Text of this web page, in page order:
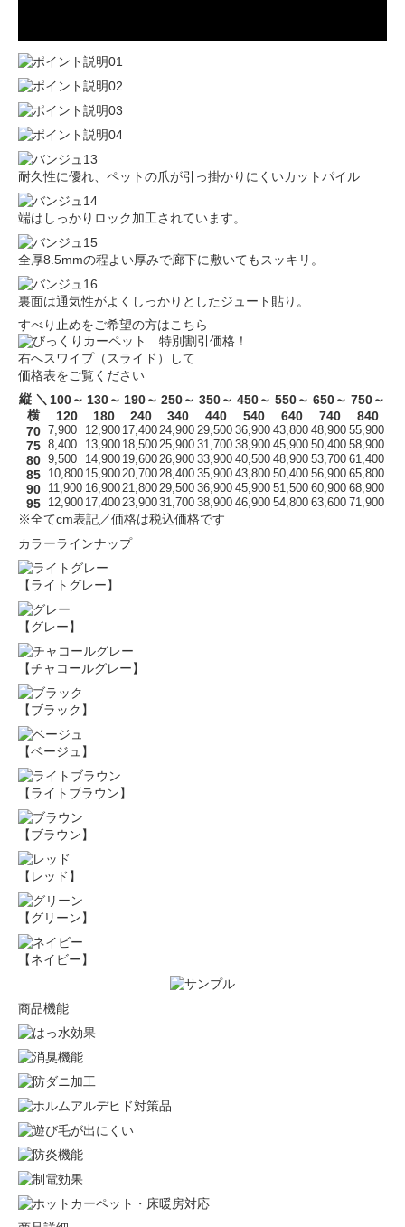
耐久性に優れ、ペットの爪が引っ掛かりにくいカットパイル
端はしっかりロック加工されています。
全厚8.5mmの程よい厚みで廊下に敷いてもスッキリ。
裏面は通気性がよくしっかりとしたジュート貼り。
すべり止めをご希望の方はこちら
右へスワイプ（スライド）して
価格表をご覧ください
縦 ＼
横
100～
120
130～
180
190～
240
250～
340
350～
440
450～
540
550～
640
650～
740
750～
840
70
7,900 12,900 17,400 24,900 29,500 36,900 43,800 48,900 55,900
75 8,400 13,900 18,500 25,900 31,700 38,900 45,900 50,400 58,900
80 9,500 14,900 19,600 26,900 33,900 40,500 48,900 53,700 61,400
85 10,800 15,900 20,700 28,400 35,900 43,800 50,400 56,900 65,800
90 11,900 16,900 21,800 29,500 36,900 45,900 51,500 60,900 68,900
95 12,900 17,400 23,90031,700 38,900 46,900 54,800 63,600 71,900
※全てcm表記／価格は税込価格です
カラーラインナップ
【ライトグレー】
【グレー】
【チャコールグレー】
【ブラック】
【ベージュ】
【ライトブラウン】
【ブラウン】
【レッド】
【グリーン】
【ネイビー】
商品機能